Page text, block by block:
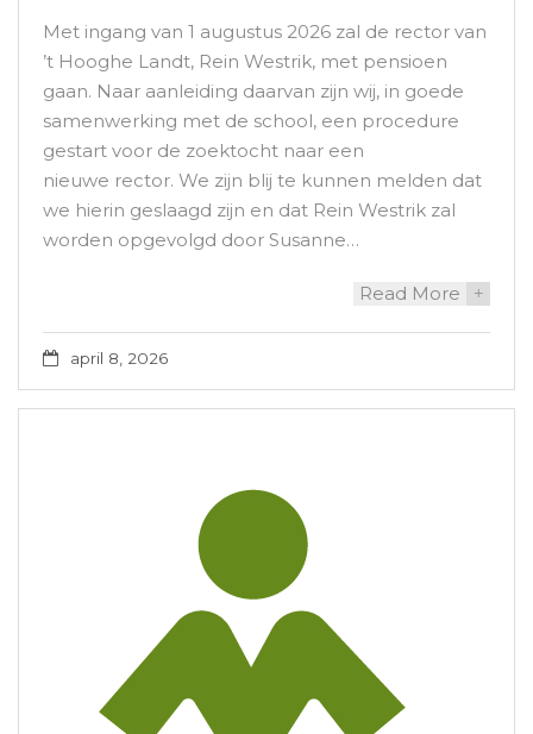
Met ingang van 1 augustus 2026 zal de rector van
’t Hooghe Landt, Rein Westrik, met pensioen
gaan. Naar aanleiding daarvan zijn wij, in goede
samenwerking met de school, een procedure
gestart voor de zoektocht naar een
nieuwe rector. We zijn blij te kunnen melden dat
we hierin geslaagd zijn en dat Rein Westrik zal
worden opgevolgd door Susanne…
Read More +
april 8, 2026